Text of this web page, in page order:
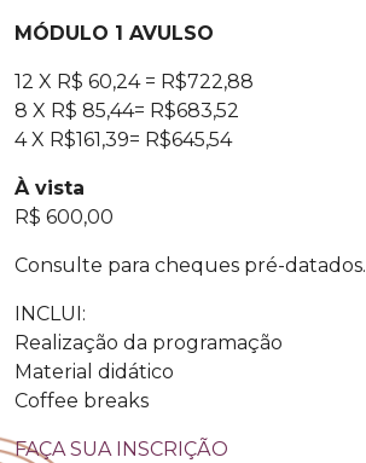
MÓDULO 1 AVULSO
12 X R$ 60,24 = R$722,88
8 X R$ 85,44= R$683,52
4 X R$161,39= R$645,54
À vista
R$ ­600,00
Consulte para cheques pré-datados.
INCLUI:
Realização da programação
Material didático
Coffee breaks
FAÇA SUA INSCRIÇÃO